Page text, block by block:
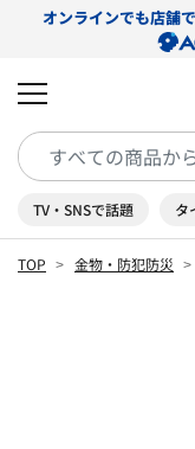
オンラインでも店舗
TV・SNSで話題 タ
TOP 金物・防犯防災